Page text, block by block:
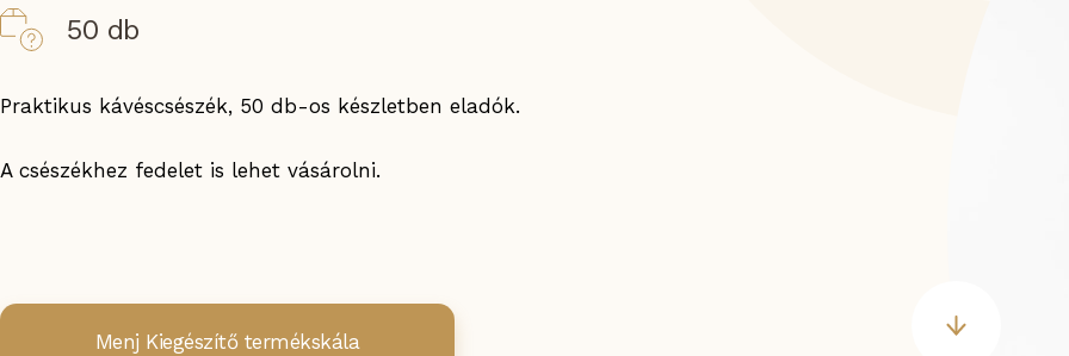
50 db
Praktikus kávéscsészék, 50 db-os készletben eladók.
A csészékhez fedelet is lehet vásárolni.
Menj Kiegészítő termékskála